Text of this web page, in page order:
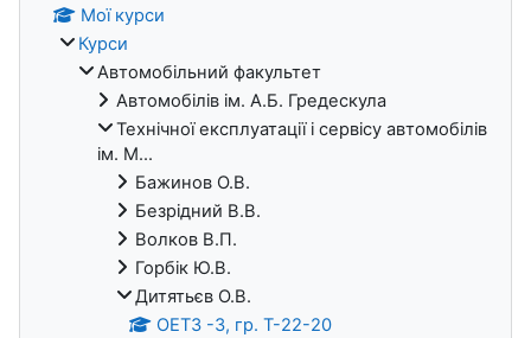
Мої курси
Курси
Автомобільний факультет
Автомобілів ім. А.Б. Гредескула
Технічної експлуатації і сервісу автомобілів
ім. М...
Бажинов О.В.
Безрідний В.В.
Волков В.П.
Горбік Ю.В.
Дитятьєв О.В.
ОЕТЗ -3, гр. Т-22-20